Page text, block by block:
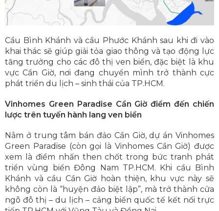
Cầu Bình Khánh và cầu Phước Khánh sau khi đi vào
khai thác sẽ giúp giải tỏa giao thông và tạo động lực
tăng trưởng cho các đô thị ven biển, đặc biệt là khu
vực Cần Giờ, nơi đang chuyển mình trở thành cực
phát triển du lịch – sinh thái của TP.HCM.
Vinhomes Green Paradise Cần Giờ điểm đến chiến
lược trên tuyến hành lang ven biển
Nằm ở trung tâm bán đảo Cần Giờ, dự án Vinhomes
Green Paradise (còn gọi là Vinhomes Cần Giờ) được
xem là điểm nhấn then chốt trong bức tranh phát
triển vùng biển Đông Nam TP.HCM. Khi cầu Bình
Khánh và cầu Cần Giờ hoàn thiện, khu vực này sẽ
không còn là “huyện đảo biệt lập”, mà trở thành cửa
ngõ đô thị – du lịch – cảng biển quốc tế kết nối trực